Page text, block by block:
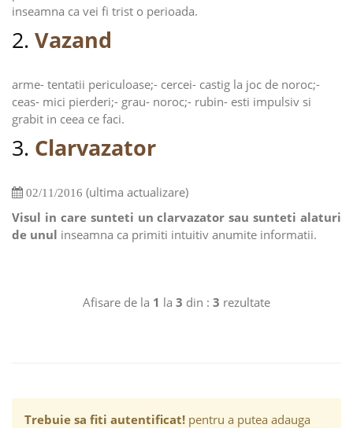
inseamna ca vei fi trist o perioada.
2. Vazand
arme- tentatii periculoase;- cercei- castig la joc de noroc;-
ceas- mici pierderi;- grau- noroc;- rubin- esti impulsiv si
grabit in ceea ce faci.
3. Clarvazator
02/11/2016 (ultima actualizare)
Visul in care sunteti un clarvazator sau sunteti alaturi
de unul inseamna ca primiti intuitiv anumite informatii.
Afisare de la 1 la 3 din : 3 rezultate
Trebuie sa fiti autentificat! pentru a putea adauga